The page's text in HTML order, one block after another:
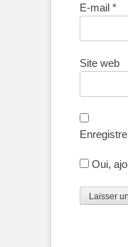
E-mail *
Site web
Oui,